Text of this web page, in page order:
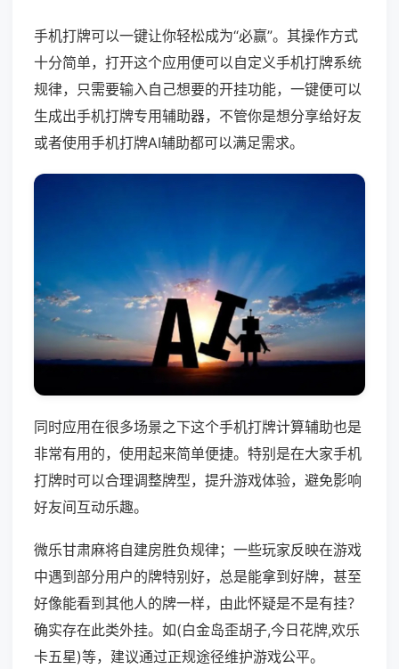
手机打牌可以一键让你轻松成为“必赢”。其操作方式
十分简单，打开这个应用便可以自定义手机打牌系统
规律，只需要输入自己想要的开挂功能，一键便可以
生成出手机打牌专用辅助器，不管你是想分享给好友
或者使用手机打牌AI辅助都可以满足需求。
同时应用在很多场景之下这个手机打牌计算辅助也是
非常有用的，使用起来简单便捷。特别是在大家手机
打牌时可以合理调整牌型，提升游戏体验，避免影响
好友间互动乐趣。
微乐甘肃麻将自建房胜负规律；一些玩家反映在游戏
中遇到部分用户的牌特别好，总是能拿到好牌，甚至
好像能看到其他人的牌一样，由此怀疑是不是有挂？
确实存在此类外挂。如(白金岛歪胡子,今日花牌,欢乐
卡五星)等，建议通过正规途径维护游戏公平。